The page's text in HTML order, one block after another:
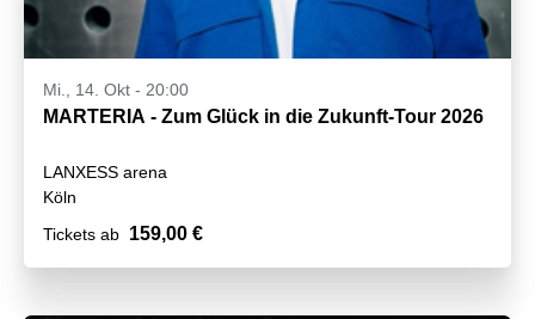
Mi., 14. Okt - 20:00
MARTERIA - Zum Glück in die Zukunft-Tour 2026
LANXESS arena
Köln
Tickets ab 159,00 €